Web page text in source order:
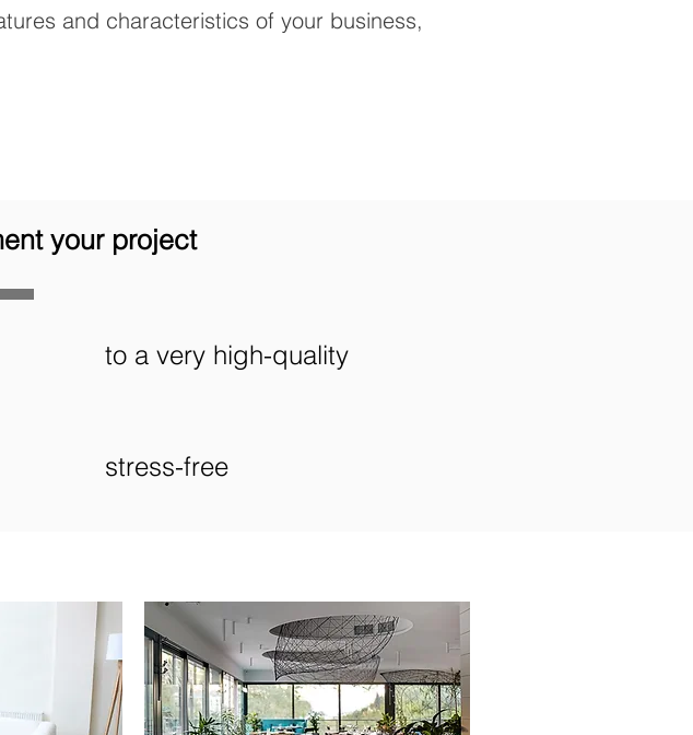
and characteristics of your business,
your project
to a very high-quality
stress-free